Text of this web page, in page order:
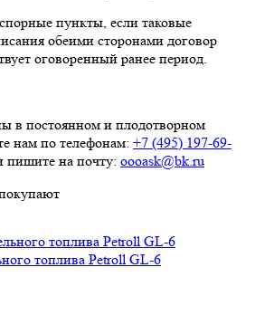
пункты, если таковые
обеими сторонами договор
оговоренный ранее период.
в постоянном и плодотворном
нам по телефонам: +7 (495) 197-69-
пишите на почту: oooask@bk.ru
топлива Petroll GL-6